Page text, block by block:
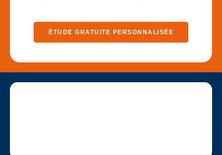
ÉTUDE GRATUITE PERSONNALISÉE